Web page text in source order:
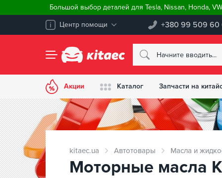
Большой выбор деталей для Tesla, Nissan, Honda,
Центр помощи +380 99 509 60
Акции Каталог Запчасти на
kitaec.ua Автотовары Масла и
Моторные масла